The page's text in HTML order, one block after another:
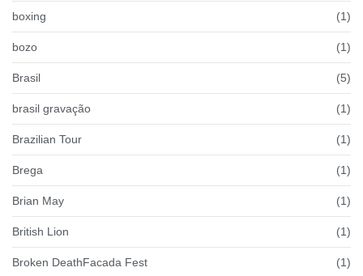
boxing (1)
bozo (1)
Brasil (5)
brasil gravação (1)
Brazilian Tour (1)
Brega (1)
Brian May (1)
British Lion (1)
Broken DeathFacada Fest (1)